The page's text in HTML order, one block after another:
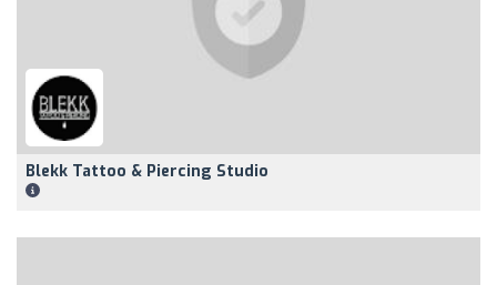
Blekk Tattoo & Piercing Studio